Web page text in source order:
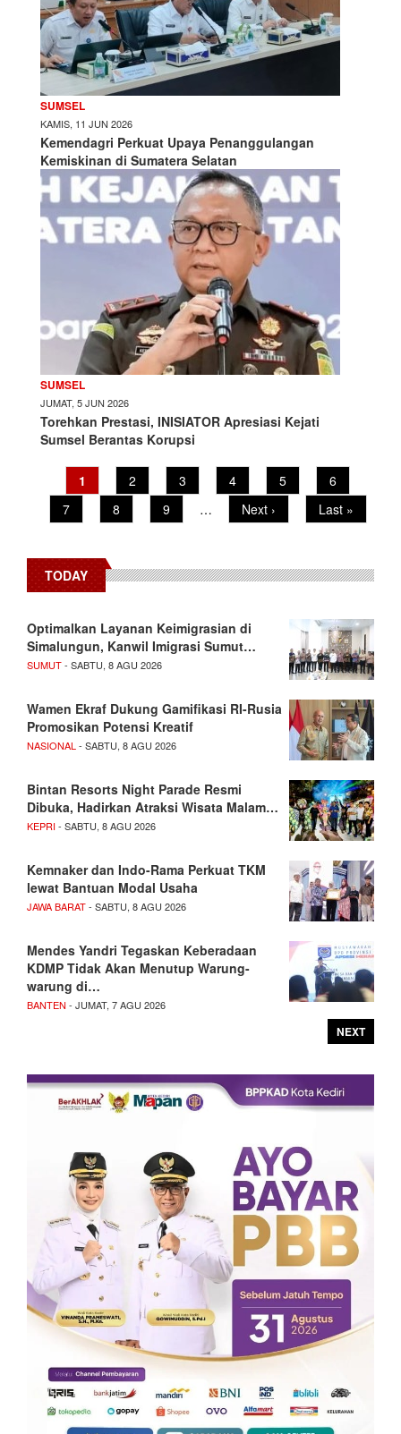
SUMSEL
KAMIS, 11 JUN 2026
Kemendagri Perkuat Upaya Penanggulangan
Kemiskinan di Sumatera Selatan
SUMSEL
JUMAT, 5 JUN 2026
Torehkan Prestasi, INISIATOR Apresiasi Kejati
Sumsel Berantas Korupsi
PaginationCurrent
page
1 Page
2 Page
3 Page
4 Page
5 Page
6
Page
7 Page
8 Page
9 …
Next
page
Next ›
Last
page
Last »
TODAY
Optimalkan Layanan Keimigrasian di
Simalungun, Kanwil Imigrasi Sumut…
SUMUT- SABTU, 8 AGU 2026
Wamen Ekraf Dukung Gamifikasi RI-Rusia
Promosikan Potensi Kreatif
NASIONAL - SABTU, 8 AGU 2026
Bintan Resorts Night Parade Resmi
Dibuka, Hadirkan Atraksi Wisata Malam…
KEPRI- SABTU, 8 AGU 2026
Kemnaker dan Indo-Rama Perkuat TKM
lewat Bantuan Modal Usaha
JAWA BARAT- SABTU, 8 AGU 2026
Mendes Yandri Tegaskan Keberadaan
KDMP Tidak Akan Menutup Warung-
warung di…
BANTEN - JUMAT, 7 AGU 2026
NEXT